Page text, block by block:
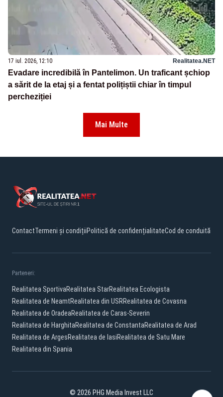
17 iul. 2026, 12:10 Realitatea.NET
Evadare incredibilă în Pantelimon. Un traficant șchiop
a sărit de la etaj și a fentat polițiștii chiar în timpul
percheziției
Mai Multe
ContactTermeni și condițiiPolitică de confidențialitateCod de conduită
Parteneri:
Realitatea SportivaRealitatea StarRealitatea Ecologista
Realitatea de NeamtRealitatea din USRRealitatea de Covasna
Realitatea de OradeaRealitatea de Caras-Severin
Realitatea de HarghitaRealitatea de ConstantaRealitatea de Arad
Realitatea de ArgesRealitatea de IasiRealitatea de Satu Mare
Realitatea din Spania
© 2026 PHG Media Invest LLC